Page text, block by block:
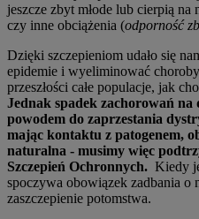
jeszcze zbyt młode lub cierpią
czy inne obciążenia (odporność
Dzięki szczepieniom udało się
epidemie i wyeliminować
przeszłości całe populacje, jak
Jednak spadek zachorowań na
powodem do zaprzestania
mając kontaktu z patogenem,
naturalna - musimy więc
Szczepień Ochronnych. Kiedy
spoczywa obowiązek zadbania o
zaszczepienie potomstwa.